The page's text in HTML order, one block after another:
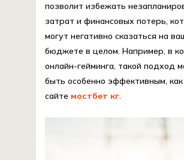
позволит избежать
затрат и финансовых потерь,
могут негативно сказаться на
бюджете в целом. Например, в
онлайн-гейминга, такой подход
быть особенно эффективным,
сайте мостбет кг.